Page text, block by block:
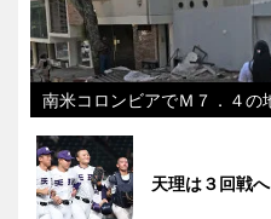
南米コロンビアでＭ７．４の
天理は３回戦